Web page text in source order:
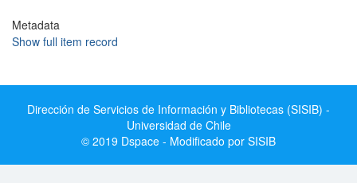
Metadata
Show full item record
Dirección de Servicios de Información y Bibliotecas (SISIB) -
Universidad de Chile
© 2019 Dspace - Modificado por SISIB